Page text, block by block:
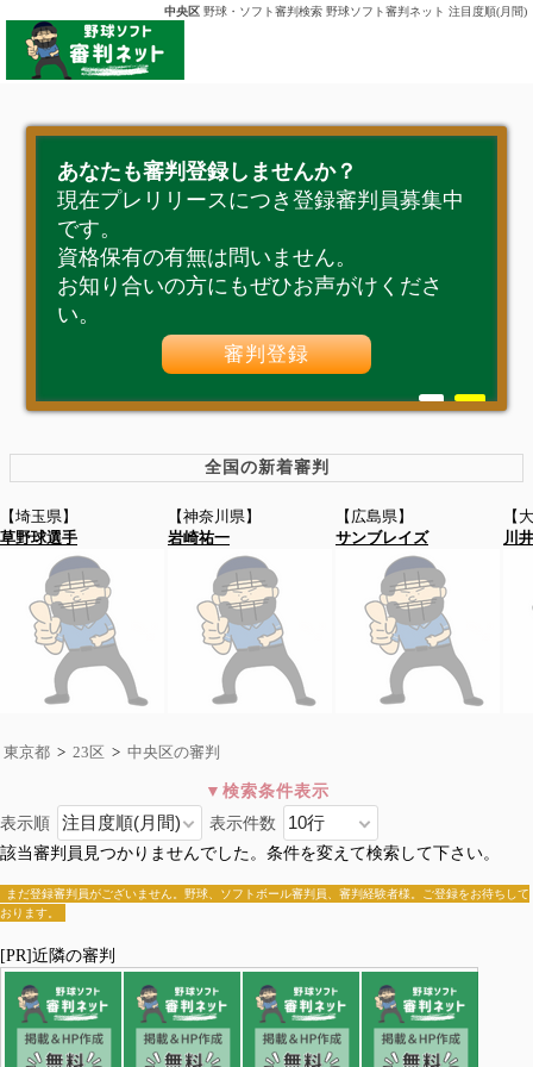
中央区 野球・ソフト審判検索 野球ソフト審判ネット 注目度順(月間)
あなたも審判登録しませんか？
現在プレリリースにつき登録審判員募集中
です。
資格保有の有無は問いません。
お知り合いの方にもぜひお声がけくださ
い。
審判登録
全国の新着審判
【埼玉県】
草野球選手
【神奈川県】
岩崎祐一
【広島県】
サンブレイズ
【
川
東京都 > 23区 > 中央区の審判
中央区
>中央区
千代田区
中央区 港区 新宿区 文京区 台東区 墨田区
江東区
品川区
北区
荒川区
表示順
表示件数
該当審判員見つかりませんでした。条件を変えて検索して下さい。
まだ登録審判員がございません。野球、ソフトボール審判員、審判経験者様。ご登録をお待ちして
おります。
[PR]近隣の審判